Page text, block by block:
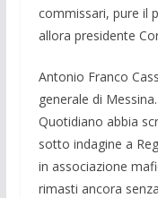
commissari, pure il
allora presidente
Antonio Franco
generale di
Quotidiano abbia
sotto indagine a
in associazione
rimasti ancora